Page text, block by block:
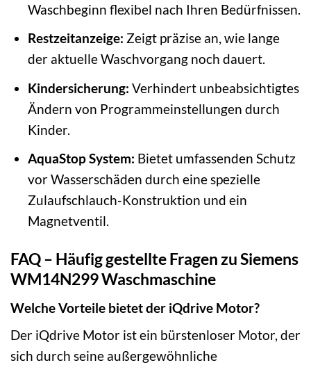
Waschbeginn flexibel nach Ihren Bedürfnissen.
Restzeitanzeige: Zeigt präzise an, wie lange
der aktuelle Waschvorgang noch dauert.
Kindersicherung: Verhindert unbeabsichtigtes
Ändern von Programmeinstellungen durch
Kinder.
AquaStop System: Bietet umfassenden Schutz
vor Wasserschäden durch eine spezielle
Zulaufschlauch-Konstruktion und ein
Magnetventil.
FAQ – Häufig gestellte Fragen zu Siemens
WM14N299 Waschmaschine
Welche Vorteile bietet der iQdrive Motor?
Der iQdrive Motor ist ein bürstenloser Motor, der
sich durch seine außergewöhnliche